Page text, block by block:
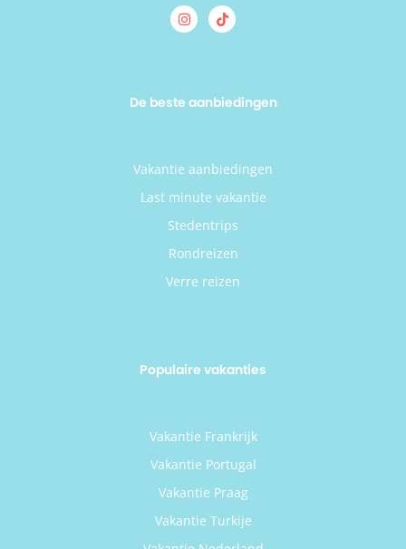
De beste aanbiedingen
Vakantie aanbiedingen
Last minute vakantie
Stedentrips
Rondreizen
Verre reizen
Populaire vakanties
Vakantie Frankrijk
Vakantie Portugal
Vakantie Praag
Vakantie Turkije